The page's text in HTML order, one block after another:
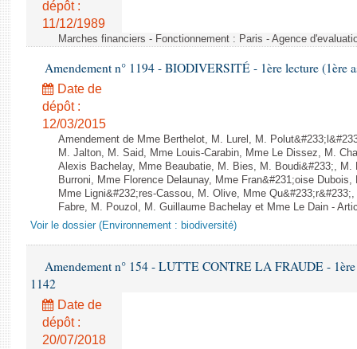
dépôt :
11/12/1989
Marches financiers - Fonctionnement : Paris - Agence
Amendement n° 1194 - BIODIVERSITÉ - 1ère lecture (1ère
Date de
dépôt :
12/03/2015
Amendement de Mme Berthelot, M. Lurel, M.
M. Jalton, M. Said, Mme Louis-Carabin, Mme Le Dissez, M.
Alexis Bachelay, Mme Beaubatie, M. Bies, M. Boudi&#233;,
Burroni, Mme Florence Delaunay, Mme Fran&#231;oise
Mme Ligni&#232;res-Cassou, M. Olive, Mme
Fabre, M. Pouzol, M. Guillaume Bachelay et Mme Le Dain -
Voir le dossier (Environnement : biodiversité)
Amendement n° 154 - LUTTE CONTRE LA FRAUDE - 1ère
1142
Date de
dépôt :
20/07/2018